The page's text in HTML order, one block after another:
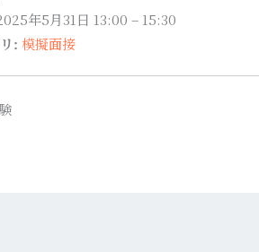
年5月31日 13:00 – 15:30
: 模擬面接